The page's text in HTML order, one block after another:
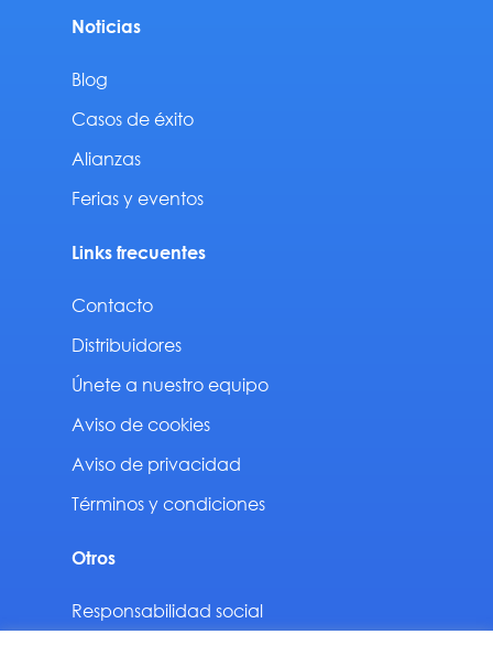
Noticias
Blog
Casos de éxito
Alianzas
Ferias y eventos
Links frecuentes
Contacto
Distribuidores
Únete a nuestro equipo
Aviso de cookies
Aviso de privacidad
Términos y condiciones
Otros
Responsabilidad social